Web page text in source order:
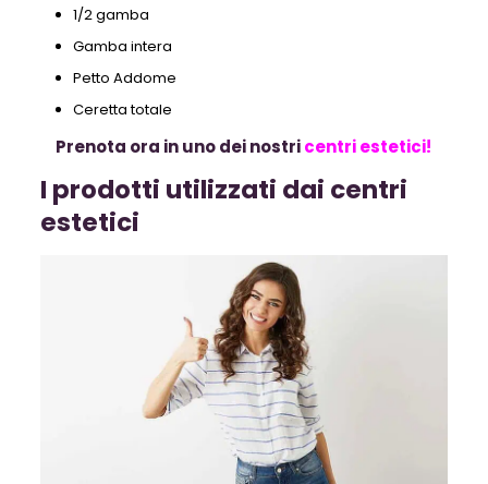
1/2 gamba
Gamba intera
Petto Addome
Ceretta totale
Prenota ora in uno dei nostricentri estetici!
I prodotti utilizzati dai centri
estetici